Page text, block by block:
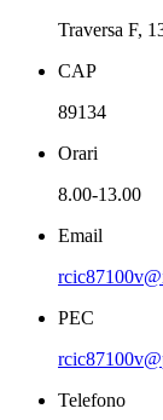
Traversa F,
CAP
89134
Orari
8.00-13.00
Email
PEC
Telefono